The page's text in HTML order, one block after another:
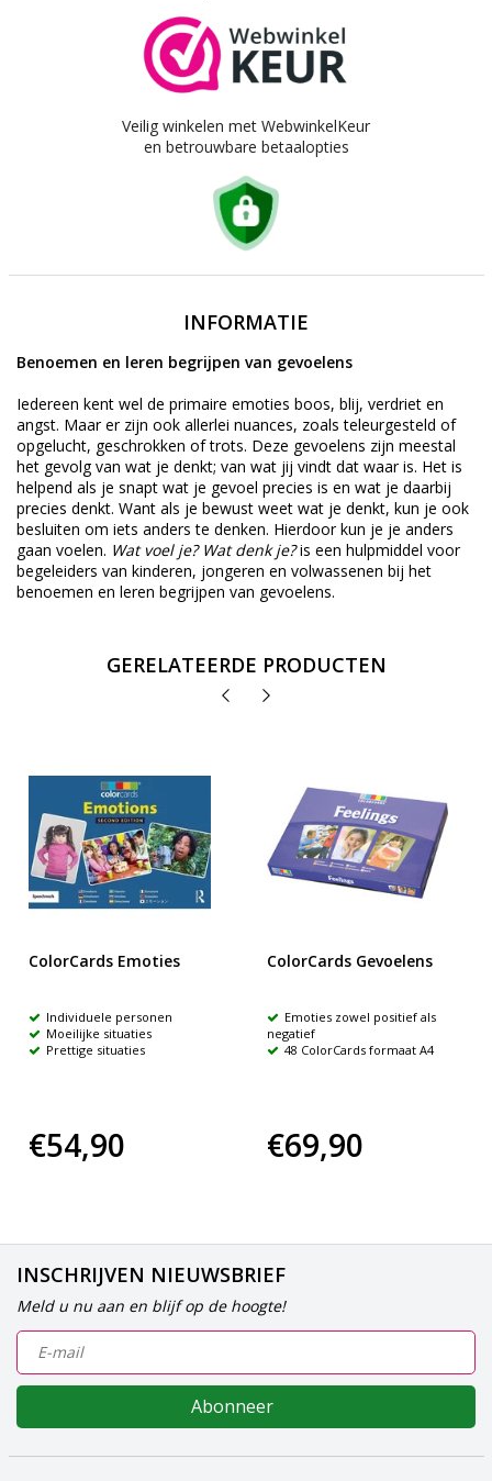
Veilig winkelen met WebwinkelKeur
en betrouwbare betaalopties
INFORMATIE
Benoemen en leren begrijpen van gevoelens
Iedereen kent wel de primaire emoties boos, blij, verdriet en
angst. Maar er zijn ook allerlei nuances, zoals teleurgesteld of
opgelucht, geschrokken of trots. Deze gevoelens zijn meestal
het gevolg van wat je denkt; van wat jij vindt dat waar is. Het is
helpend als je snapt wat je gevoel precies is en wat je daarbij
precies denkt. Want als je bewust weet wat je denkt, kun je ook
besluiten om iets anders te denken. Hierdoor kun je je anders
gaan voelen. Wat voel je? Wat denk je?is een hulpmiddel voor
begeleiders van kinderen, jongeren en volwassenen bij het
benoemen en leren begrijpen van gevoelens.
GERELATEERDE PRODUCTEN
ColorCards Emoties
Individuele personen
Moeilijke situaties
Prettige situaties
€54,90
ColorCards Gevoelens
Emoties zowel positief als
negatief
48 ColorCards formaat A4
€69,90
INSCHRIJVEN NIEUWSBRIEF
Meld u nu aan en blijf op de hoogte!
Abonneer